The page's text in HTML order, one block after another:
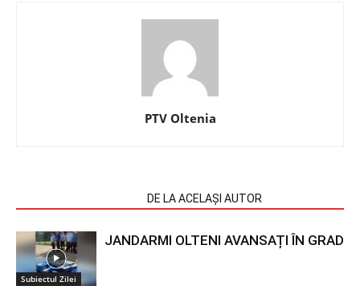
PTV Oltenia
DE LA ACELAȘI AUTOR
Subiectul Zilei
JANDARMI OLTENI AVANSAȚI ÎN GRAD